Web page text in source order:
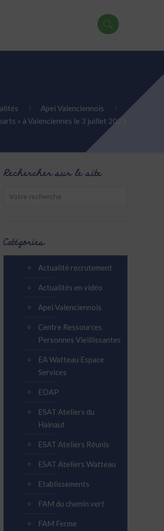
Apei Valenciennois
» à Valenciennes le 3 juillet 2022
Rechercher sur le site
Catégories
Actualité recrutement
Actualités en vidéo
Apei Valenciennois
Centre Ressources
Personnes Vieillissantes
EA Watteau Espace
Services
EDAP
ESAT Ateliers du
Hainaut
ESAT Ateliers Réunis
ESAT Ateliers Watteau
Etablissements
FAM du chemin vert
FAM Ferme